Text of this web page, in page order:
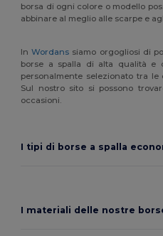
borsa di ogni colore o modello
abbinare al meglio alle scarpe e
InWordans siamo orgogliosi di
borse a spalla di alta qualità e
personalmente selezionato tra
Sul nostro sito si possono
occasioni.
I tipi di borse a spalla
I materiali delle nostre